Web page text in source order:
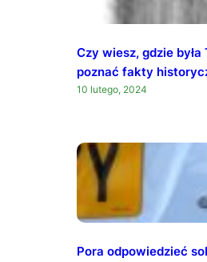
Czy wiesz, gdzie była
poznać fakty
10 lutego, 2024
Pora odpowiedzieć